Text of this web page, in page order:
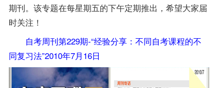
期刊。该专题在每星期五的下午定期推出，希望大家届
时关注！
自考周刊第229期-“经验分享：不同自考课程的不
同复习法”2010年7月16日